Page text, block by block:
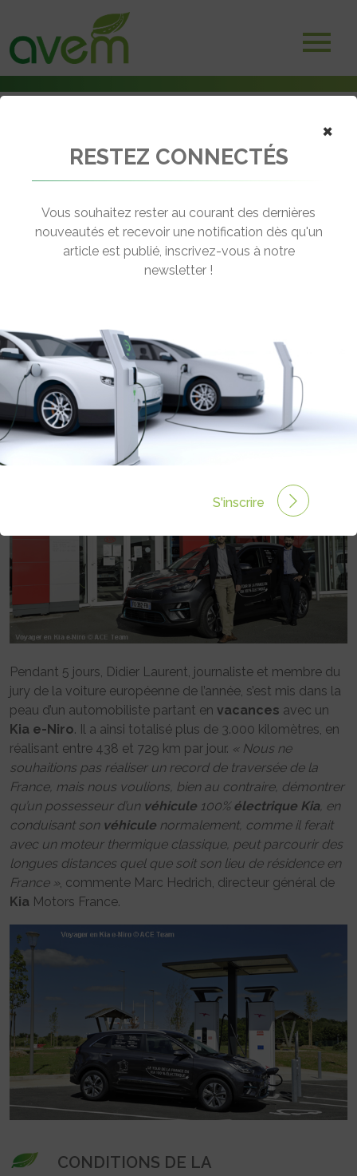
Kia : Partir en vacances avec une voiture électrique, c’est possible !
← Revenir aux actualités
UNE VOITURE ÉLECTRIQUE, C’EST
POSSIBLE !
Rédigé par Philippe Schwoerer le 15 Juil 2020 à 00:00
0 commentaires
Pendant 5 jours, Didier Laurent, journaliste et membre du
jury de la voiture européenne de l’année, s’est mis dans la
peau d’un automobiliste partant en vacances avec un
Kia e-Niro. Il a ainsi totalisé plus de 3.000 kilomètres, en
réalisant entre 438 et 729 km par jour. « Nous ne
souhaitions pas réaliser un record de traversée de la
France, mais nous voulions, bien au contraire, démontrer
qu’un possesseur d’un véhicule 100%électrique Kia, en
conduisant son véhicule normalement, comme il ferait
avec un moteur thermique classique, peut parcourir des
longues distances quel que soit son lieu de résidence en
France », commente Marc Hedrich, directeur général de
Kia Motors France.
CONDITIONS DE LA
×
RESTEZ CONNECTÉS
Vous souhaitez rester au courant des dernières
nouveautés et recevoir une notification dès qu'un
article est publié, inscrivez-vous à notre
newsletter !
S'inscrire